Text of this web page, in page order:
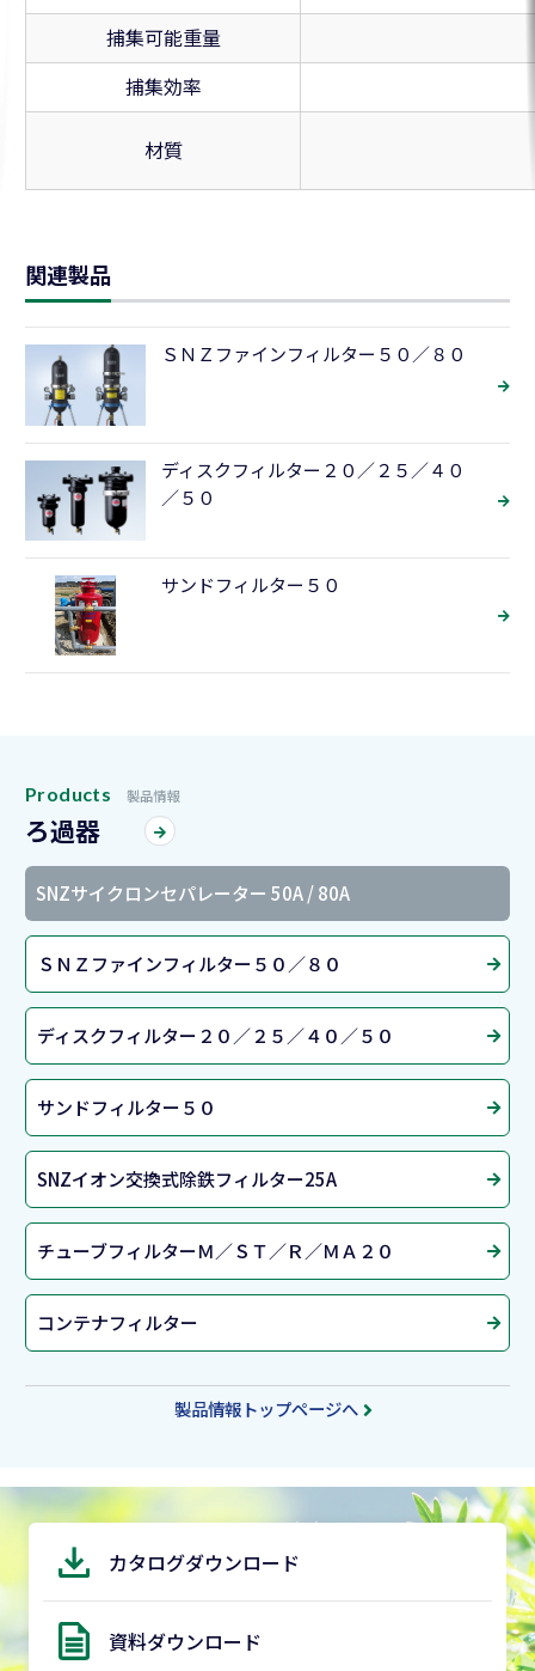
捕集可能重量
捕集効率
材質
関連製品
ＳＮＺファインフィルター５０／８０
ディスクフィルター２０／２５／４０
／５０
サンドフィルター５０
Products 製品情報
ろ過器
SNZサイクロンセパレーター 50A / 80A
ＳＮＺファインフィルター５０／８０
ディスクフィルター２０／２５／４０／５０
サンドフィルター５０
SNZイオン交換式除鉄フィルター25A
チューブフィルターＭ／ＳＴ／Ｒ／ＭＡ２０
コンテナフィルター
製品情報トップページへ
カタログダウンロード
資料ダウンロード